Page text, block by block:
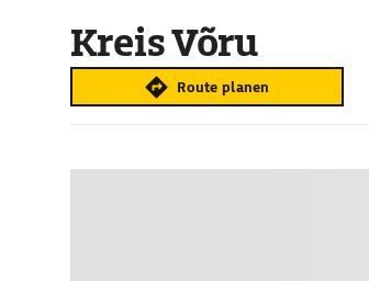
Kreis Võru
Route planen